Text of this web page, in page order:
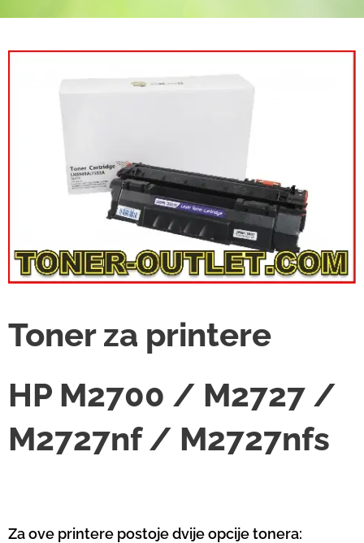
Toner za printere
HP M2700 / M2727 /
M2727nf / M2727nfs
Za ove printere postoje dvije opcije tonera: